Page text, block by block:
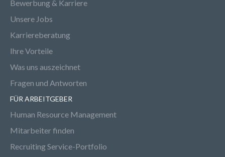
Bewerbung & Karriere
Unsere Jobs
Karriereberatung
Ihre Vorteile
Was uns auszeichnet
Fragen und Antworten
FÜR ARBEITGEBER
Human Resource Management
Mitarbeiter finden
Recruiting Service-Portfolio